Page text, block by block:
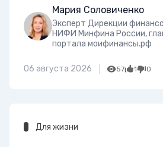
Мария Соловиченко
Эксперт Дирекции
НИФИ Минфина России,
портала моифинансы.рф
06 августа 2026 57 1 0
Для жизни